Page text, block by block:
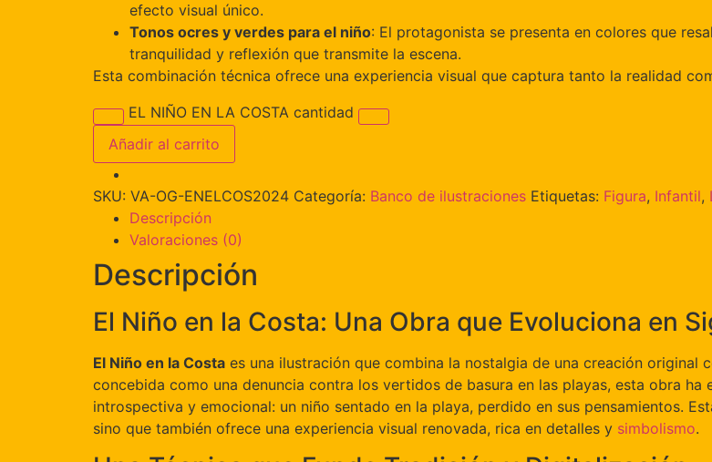
efecto visual único.
Tonos ocres y verdes para el niño: El protagonista se presenta en colores que
tranquilidad y reflexión que transmite la escena.
Esta combinación técnica ofrece una experiencia visual que captura tanto la realidad
EL NIÑO EN LA COSTA cantidad
Añadir al carrito
SKU: VA-OG-ENELCOS2024 Categoría: Banco de ilustraciones Etiquetas: Figura, Infantil,
Descripción
Valoraciones (0)
Descripción
El Niño en la Costa: Una Obra que Evoluciona en
El Niño en la Costa es una ilustración que combina la nostalgia de una creación original
concebida como una denuncia contra los vertidos de basura en las playas, esta obra ha
introspectiva y emocional: un niño sentado en la playa, perdido en sus pensamientos.
sino que también ofrece una experiencia visual renovada, rica en detalles y simbolismo.